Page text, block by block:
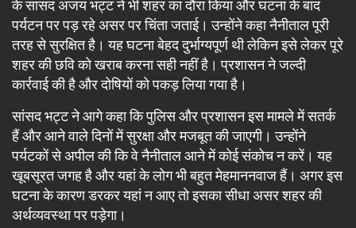
के सांसद अजय भट्ट ने भी शहर का दौरा किया और घटना के बाद
पर्यटन पर पड़ रहे असर पर चिंता जताई। उन्होंने कहा नैनीताल पूरी
तरह से सुरक्षित है। यह घटना बेहद दुर्भाग्यपूर्ण थी लेकिन इसे लेकर पूरे
शहर की छवि को खराब करना सही नहीं है। प्रशासन ने जल्दी
कार्रवाई की है और दोषियों को पकड़ लिया गया है।
सांसद भट्ट ने आगे कहा कि पुलिस और प्रशासन इस मामले में सतर्क
हैं और आने वाले दिनों में सुरक्षा और मजबूत की जाएगी। उन्होंने
पर्यटकों से अपील की कि वे नैनीताल आने में कोई संकोच न करें। यह
खूबसूरत जगह है और यहां के लोग भी बहुत मेहमाननवाज हैं। अगर इस
घटना के कारण डरकर यहां न आए तो इसका सीधा असर शहर की
अर्थव्यवस्था पर पड़ेगा।